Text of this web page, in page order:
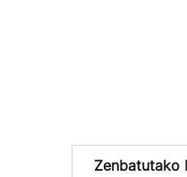
Zenbatutako